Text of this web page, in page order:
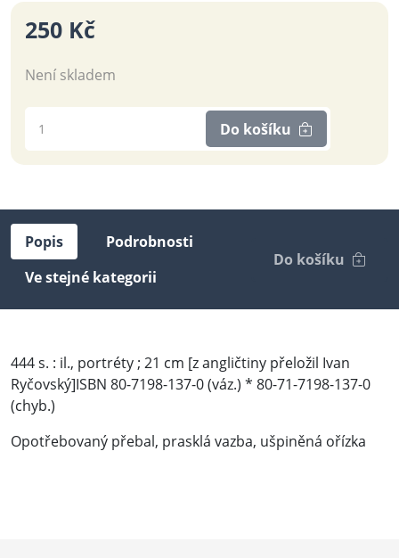
250 Kč
Není skladem
Do košíku
Popis
Podrobnosti
Ve stejné kategorii
Do košíku
444 s. : il., portréty ; 21 cm [z angličtiny přeložil Ivan
Ryčovský]ISBN 80-7198-137-0 (váz.) * 80-71-7198-137-0
(chyb.)
Opotřebovaný přebal, prasklá vazba, ušpiněná ořízka